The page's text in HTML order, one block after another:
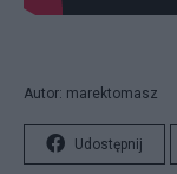
Autor: marektomasz
Udostępnij